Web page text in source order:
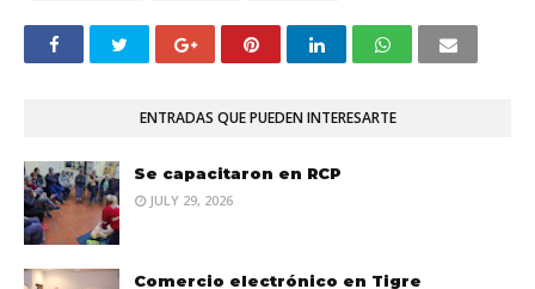
ENTRADAS QUE PUEDEN INTERESARTE
Se capacitaron en RCP
JULY 29, 2026
Comercio electrónico en Tigre